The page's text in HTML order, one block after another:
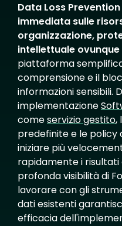
Data Loss
immediata sulle
organizzazione,
intellettuale
piattaforma
comprensione e il
informazioni sensibili.
implementazione
comeservizio gestito,
predefinite e le policy
iniziare più
rapidamente i risultati
profonda visibilità di
lavorare con gli
dati esistenti
efficacia